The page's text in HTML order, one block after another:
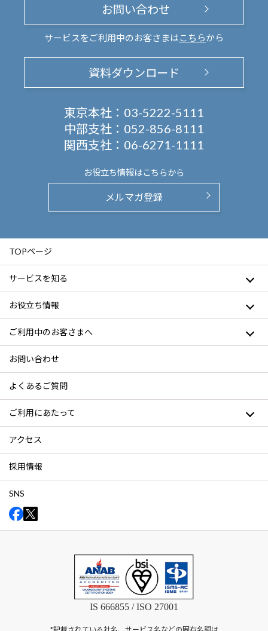
お問い合わせ
サービスをご利用中のお客さまは こちらから
資料ダウンロード
東京本社： 03-5222-5111
中部支社： 052-856-8111
関西支社： 06-6271-1111
お役立ち情報はこちらから
メルマガ登録
TOPページ
サービスを知る
お役立ち情報
ご利用中のお客さまへ
お問い合わせ
よくあるご質問
ご利用にあたって
アクセス
採用情報
SNS
IS 666855 / ISO 27001